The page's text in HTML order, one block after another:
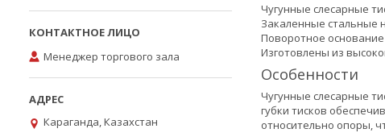
Чугунные слесарные
Закаленные стальные
Поворотное
Изготовлены из
Особенности
Чугунные слесарные
губки тисков
относительно опоры,
Менеджер торгового зала
Караганда, Казахстан